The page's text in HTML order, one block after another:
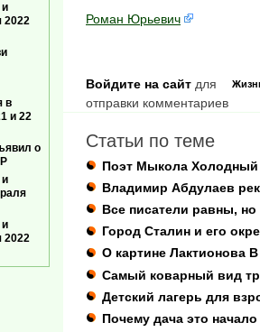
Роман Юрьевич
Войдите на сайт для
отправки комментариев
Статьи по теме
Поэт Мыкола Холодный
Владимир Абдулаев
Все писатели равны,
Город Сталин и его
О картине Лактионова
Самый коварный вид
Детский лагерь для
Почему дача это начало
2022
в
и 22
о
2022